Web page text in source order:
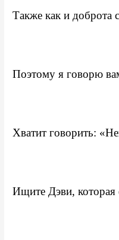
Также как и доброта
Поэтому я говорю
Хватит говорить:
Ищите Дэви, которая